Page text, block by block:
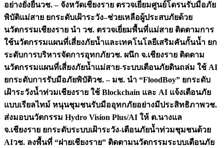
อย่างยั่งยืนวช. – จังหวัดเชียงราย ตรวจเยี่ยมศูนย์โดรนรับมือภัย
พิบัติแม่สาย ยกระดับเฝ้าระวัง–ช่วยเหลือผู้ประสบภัยด้วย
นวัตกรรมเชียงราย นำ วช. ตรวจเยี่ยมพื้นที่แม่สาย ติดตามการ
ใช้นวัตกรรมแผนที่เสี่ยงภัยน้ำและเทคโนโลยีเสริมคันกั้นน้ำ ยก
ระดับการบริหารจัดการอุทกภัยวช. ผนึก จ.เชียงราย ติดตาม
นวัตกรรมแผนที่เสี่ยงภัยน้ำแม่สาย-ระบบเตือนภัยดินถล่ม ใช้ AI
ยกระดับการรับมือภัยพิบัติวช. – มช. นำ “FloodBoy” ยกระดับ
เฝ้าระวังน้ำท่วมเชียงราย ใช้ Blockchain และ AI แจ้งเตือนภัย
แบบเรียลไทม์ หนุนชุมชนรับมืออุทกภัยอย่างมีประสิทธิภาพวช.
ส่งมอบนวัตกรรม Hydro Vision Plus/AI ให้ ต.นางแล
จ.เชียงราย ยกระดับระบบเฝ้าระวัง-เตือนภัยน้ำท่วมชุมชนด้วย
AIวช. ลงพื้นที่ “ฝายเชียงราย” ติดตามนวัตกรรมระบบเตือนภัย